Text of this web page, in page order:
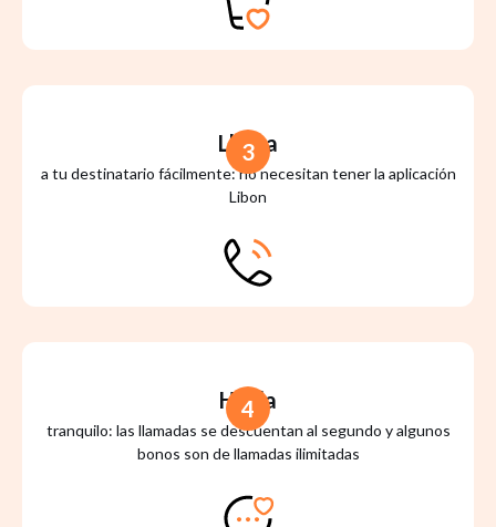
Llama
a tu destinatario fácilmente: no necesitan tener la aplicación
Libon
3
Habla
tranquilo: las llamadas se descuentan al segundo y algunos
bonos son de llamadas ilimitadas
4